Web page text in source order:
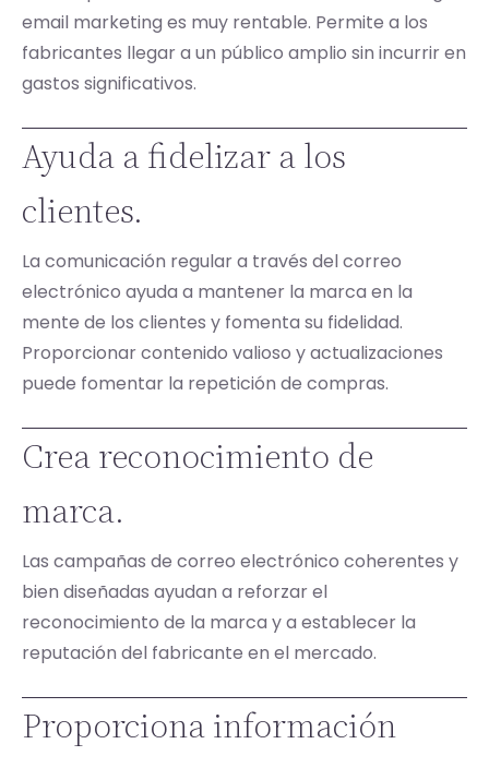
email marketing es muy rentable. Permite a los
fabricantes llegar a un público amplio sin incurrir en
gastos significativos.
Ayuda a fidelizar a los
clientes.
La comunicación regular a través del correo
electrónico ayuda a mantener la marca en la
mente de los clientes y fomenta su fidelidad.
Proporcionar contenido valioso y actualizaciones
puede fomentar la repetición de compras.
Crea reconocimiento de
marca.
Las campañas de correo electrónico coherentes y
bien diseñadas ayudan a reforzar el
reconocimiento de la marca y a establecer la
reputación del fabricante en el mercado.
Proporciona información